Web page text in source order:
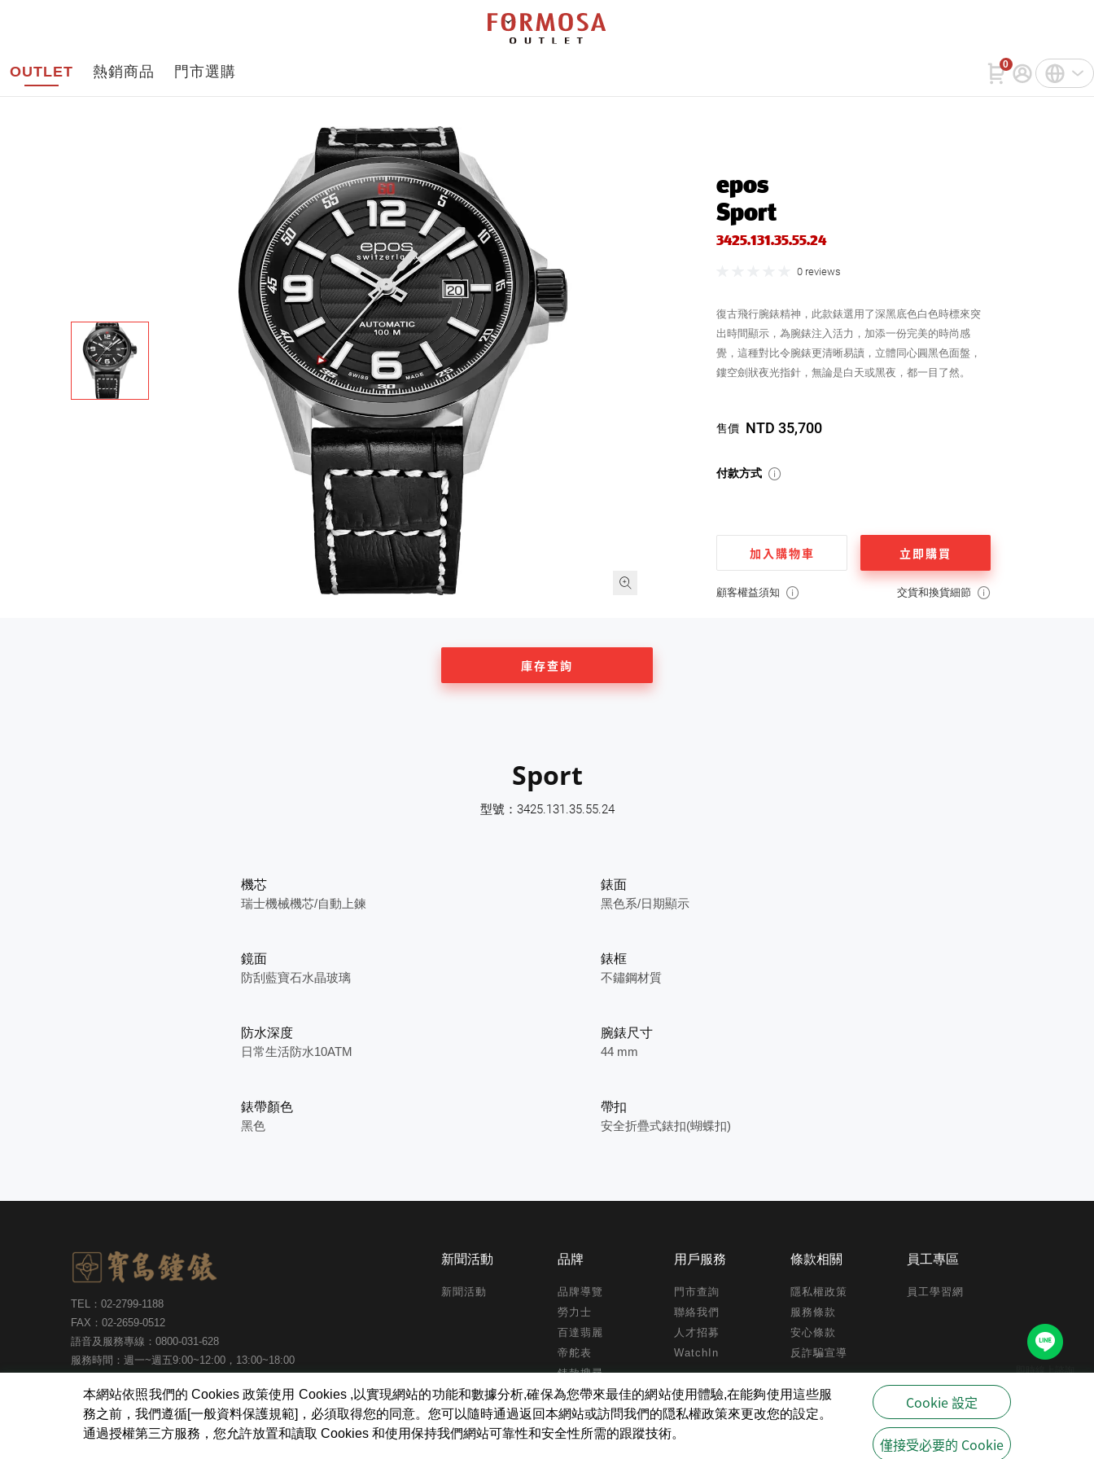
帝舵表 錶款搜尋 維修服務
OUTLET 熱銷商品 門市選購 0
epos
Sport
3425.131.35.55.24
0 reviews
復古飛行腕錶精神，此款錶選用了深黑底色白色時標來突
出時間顯示，為腕錶注入活力，加添一份完美的時尚感
覺，這種對比令腕錶更清晰易讀，立體同心圓黑色面盤，
鏤空劍狀夜光指針，無論是白天或黑夜，都一目了然。
售價 NTD 35,700
付款方式
加入購物車 立即購買
顧客權益須知 交貨和換貨細節
庫存查詢
Sport
型號：3425.131.35.55.24
機芯
瑞士機械機芯/自動上鍊
錶面
黑色系/日期顯示
鏡面
防刮藍寶石水晶玻璃
錶框
不鏽鋼材質
防水深度
日常生活防水10ATM
腕錶尺寸
44 mm
錶帶顏色
黑色
帶扣
安全折疊式錶扣(蝴蝶扣)
即時線上諮詢
TEL：02-2799-1188
FAX：02-2659-0512
語音及服務專線：0800-031-628
服務時間：週一~週五9:00~12:00，13:00~18:00
新聞活動
新聞活動
品牌
品牌導覽
勞力士
百達翡麗
帝舵表
錶款搜尋
用戶服務
門市查詢
聯絡我們
人才招募
WatchIn
條款相關
隱私權政策
服務條款
安心條款
反詐騙宣導
員工專區
員工學習網
本網站依照我們的 Cookies 政策使用 Cookies ,以實現網站的功能和數據分析,確保為您帶來最佳的網站使用體驗,在能夠使用這些服
務之前，我們遵循[一般資料保護規範]，必須取得您的同意。您可以隨時通過返回本網站或訪問我們的隠私權政策來更改您的設定。
通過授權第三方服務，您允許放置和讀取 Cookies 和使用保持我們網站可靠性和安全性所需的跟蹤技術。
Cookie 設定
僅接受必要的 Cookie